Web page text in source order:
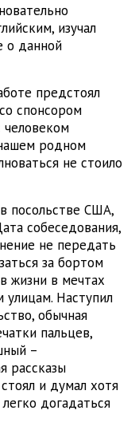
изучал
о данной
предстоял
спонсором
родном
не стоило
посольстве США,
собеседования,
не передать
за бортом
жизни в мечтах
улицам. Наступил
обычная
пальцев,
–
рассказы
и думал хотя
догадаться